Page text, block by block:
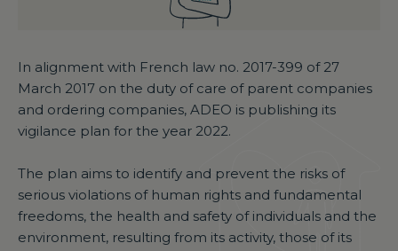
In alignment with French law no. 2017-399 of 27
March 2017 on the duty of care of parent companies
and ordering companies, ADEO is publishing its
vigilance plan for the year 2022.
The plan aims to identify and prevent the risks of
serious violations of human rights and fundamental
freedoms, the health and safety of individuals and the
environment, resulting from its activity, those of its